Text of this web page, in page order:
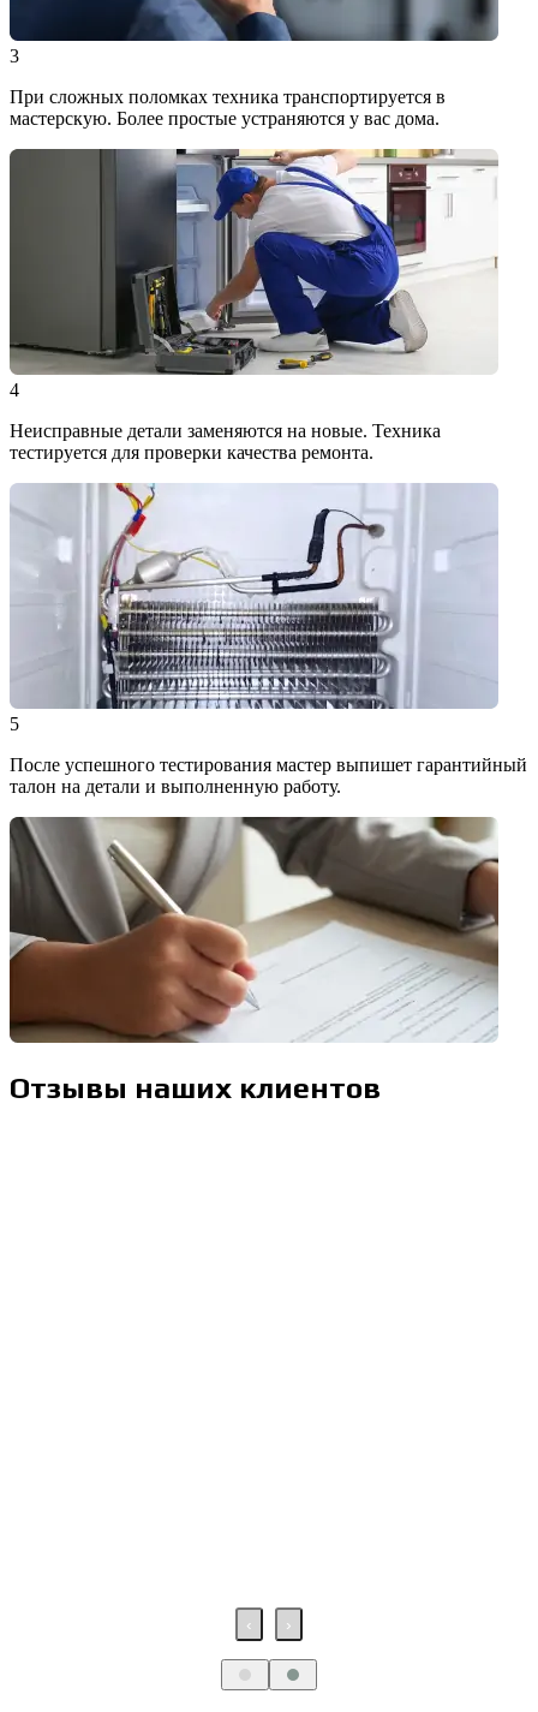
3
При сложных поломках техника транспортируется в
мастерскую. Более простые устраняются у вас дома.
4
Неисправные детали заменяются на новые. Техника
тестируется для проверки качества ремонта.
5
После успешного тестирования мастер выпишет гарантийный
талон на детали и выполненную работу.
Отзывы наших клиентов
‹ ›